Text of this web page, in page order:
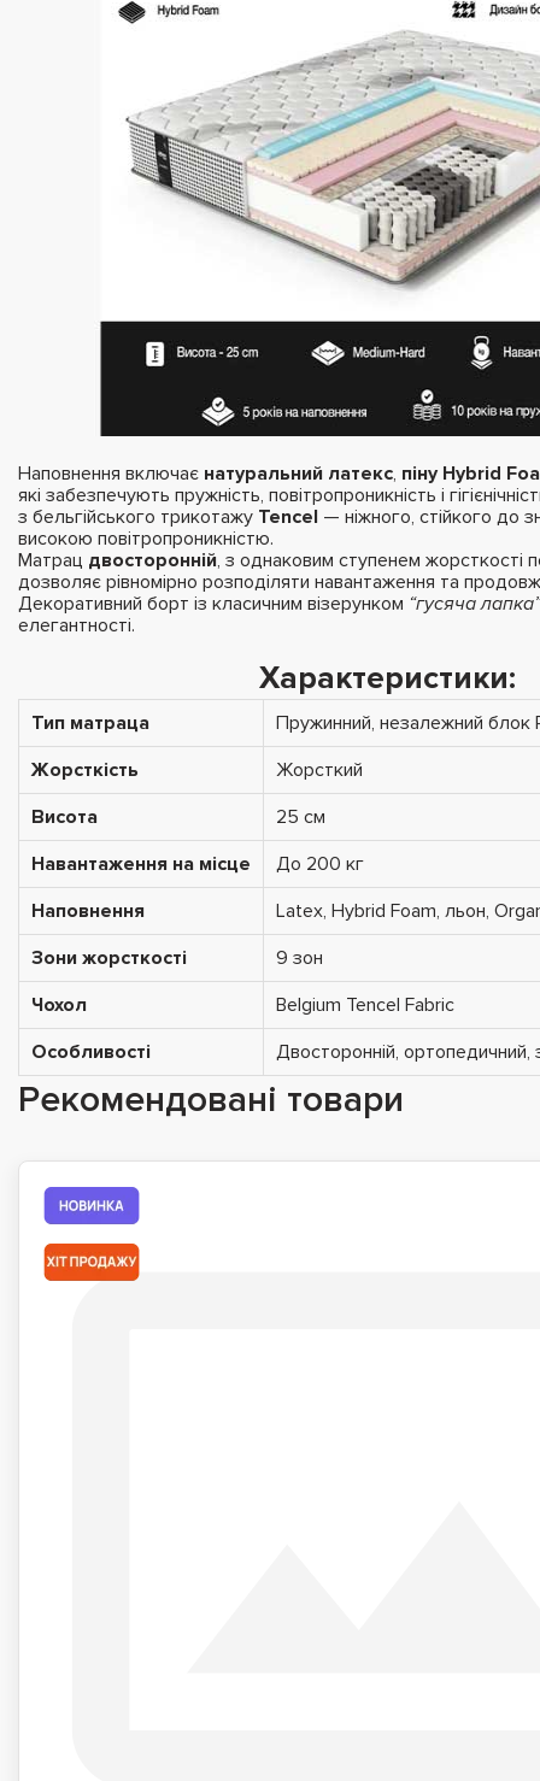
Наповнення включає натуральний латекс, піну Hybrid
які забезпечують пружність, повітропроникність і
з бельгійського трикотажу Tencel — ніжного, стійкого до
високою повітропроникністю.
Матрац двосторонній, з однаковим ступенем жорсткості
дозволяє рівномірно розподіляти навантаження та
Декоративний борт із класичним візерунком “гусяча лапка”
елегантності.
Характеристики:
Тип матраца
Пружинний, незалежний блок
Жорсткість
Жорсткий
Висота
25 см
Навантаження на місце
До 200 кг
Наповнення
Latex, Hybrid Foam, льон,
Зони жорсткості
9 зон
Чохол
Belgium Tencel Fabric
Особливості
Двосторонній,
Рекомендовані товари